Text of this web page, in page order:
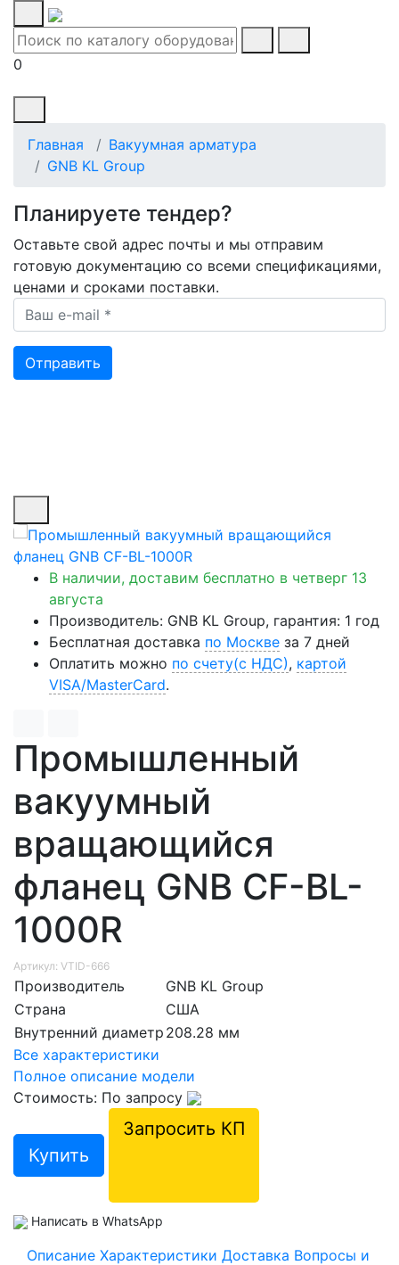
0
Главная
Вакуумная арматура
GNB KL Group
Планируете тендер?
Оставьте свой адрес почты и мы отправим
готовую документацию со всеми спецификациями,
ценами и сроками поставки.
Ваш e-mail *
Отправить
В наличии, доставим бесплатно в четверг 13
августа
Производитель: GNB KL Group, гарантия: 1 год
Бесплатная доставка по Москве за 7 дней
Оплатить можно по счету(с НДС), картой
VISA/MasterCard.
Промышленный
вакуумный
вращающийся
фланец GNB CF-BL-
1000R
Артикул: VTID-666
Производитель
GNB KL Group
Страна
США
Внутренний диаметр 208.28 мм
Все характеристики
Полное описание модели
Стоимость: По запросу
Купить
Запросить КП
Написать в WhatsApp
Описание Характеристики Доставка Вопросы и